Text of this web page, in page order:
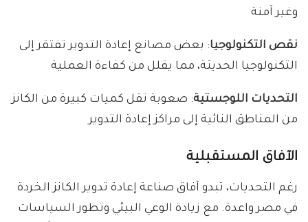
وغير آمنة
نقص التكنولوجيا: بعض مصانع إعادة التدوير تفتقر إلى
التكنولوجيا الحديثة، مما يقلل من كفاءة العملية
التحديات اللوجستية: صعوبة نقل كميات كبيرة من الكانز
من المناطق النائية إلى مراكز إعادة التدوير
الآفاق المستقبلية
رغم التحديات، تبدو آفاق صناعة إعادة تدوير الكانز الخردة
في مصر واعدة. مع زيادة الوعي البيئي وتطور السياسات